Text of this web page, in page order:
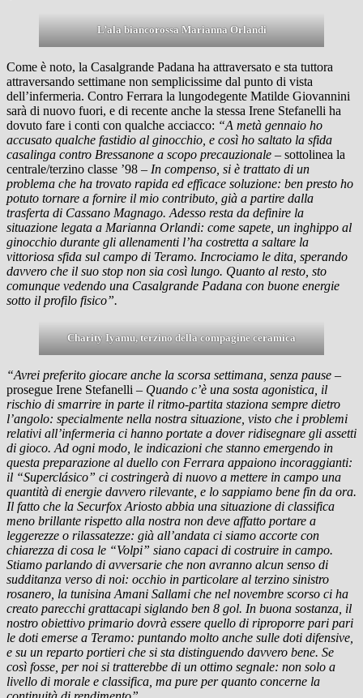
L’ala biancorossa Marianna Orlandi
Come è noto, la Casalgrande Padana ha attraversato e sta tuttora
attraversando settimane non semplicissime dal punto di vista
dell’infermeria. Contro Ferrara la lungodegente Matilde Giovannini
sarà di nuovo fuori, e di recente anche la stessa Irene Stefanelli ha
dovuto fare i conti con qualche acciacco: “A metà gennaio ho
accusato qualche fastidio al ginocchio, e così ho saltato la sfida
casalinga contro Bressanone a scopo precauzionale – sottolinea la
centrale/terzino classe ’98 – In compenso, si è trattato di un
problema che ha trovato rapida ed efficace soluzione: ben presto ho
potuto tornare a fornire il mio contributo, già a partire dalla
trasferta di Cassano Magnago. Adesso resta da definire la
situazione legata a Marianna Orlandi: come sapete, un inghippo al
ginocchio durante gli allenamenti l’ha costretta a saltare la
vittoriosa sfida sul campo di Teramo. Incrociamo le dita, sperando
davvero che il suo stop non sia così lungo. Quanto al resto, sto
comunque vedendo una Casalgrande Padana con buone energie
sotto il profilo fisico”.
Charity Iyamu, terzino della compagine ceramica
“Avrei preferito giocare anche la scorsa settimana, senza pause –
prosegue Irene Stefanelli – Quando c’è una sosta agonistica, il
rischio di smarrire in parte il ritmo-partita staziona sempre dietro
l’angolo: specialmente nella nostra situazione, visto che i problemi
relativi all’infermeria ci hanno portate a dover ridisegnare gli assetti
di gioco. Ad ogni modo, le indicazioni che stanno emergendo in
questa preparazione al duello con Ferrara appaiono incoraggianti:
il “Superclásico” ci costringerà di nuovo a mettere in campo una
quantità di energie davvero rilevante, e lo sappiamo bene fin da ora.
Il fatto che la Securfox Ariosto abbia una situazione di classifica
meno brillante rispetto alla nostra non deve affatto portare a
leggerezze o rilassatezze: già all’andata ci siamo accorte con
chiarezza di cosa le “Volpi” siano capaci di costruire in campo.
Stiamo parlando di avversarie che non avranno alcun senso di
sudditanza verso di noi: occhio in particolare al terzino sinistro
rosanero, la tunisina Amani Sallami che nel novembre scorso ci ha
creato parecchi grattacapi siglando ben 8 gol. In buona sostanza, il
nostro obiettivo primario dovrà essere quello di riproporre pari pari
le doti emerse a Teramo: puntando molto anche sulle doti difensive,
e su un reparto portieri che si sta distinguendo davvero bene. Se
così fosse, per noi si tratterebbe di un ottimo segnale: non solo a
livello di morale e classifica, ma pure per quanto concerne la